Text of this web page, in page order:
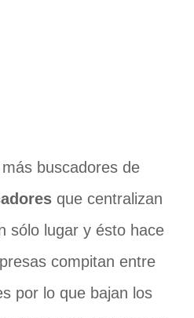
buscadores de
que centralizan
sólo lugar y ésto hace
compitan entre
por lo que bajan los